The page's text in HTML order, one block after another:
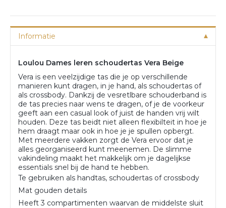
Informatie
Loulou Dames leren schoudertas Vera Beige
Vera is een veelzijdige tas die je op verschillende
manieren kunt dragen, in je hand, als schoudertas of
als crossbody. Dankzij de vesretlbare schouderband is
de tas precies naar wens te dragen, of je de voorkeur
geeft aan een casual look of juist de handen vrij wilt
houden. Deze tas beidt niet alleen flexibilteit in hoe je
hem draagt maar ook in hoe je je spullen opbergt.
Met meerdere vakken zorgt de Vera ervoor dat je
alles georganiseerd kunt meenemen. De slimme
vakindeling maakt het makkelijk om je dagelijkse
essentials snel bij de hand te hebben.
Te gebruiken als handtas, schoudertas of crossbody
Mat gouden details
Heeft 3 compartimenten waarvan de middelste sluit